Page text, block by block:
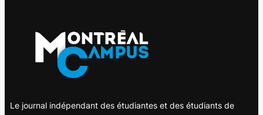
Le journal indépendant des étudiantes et des étudiants de